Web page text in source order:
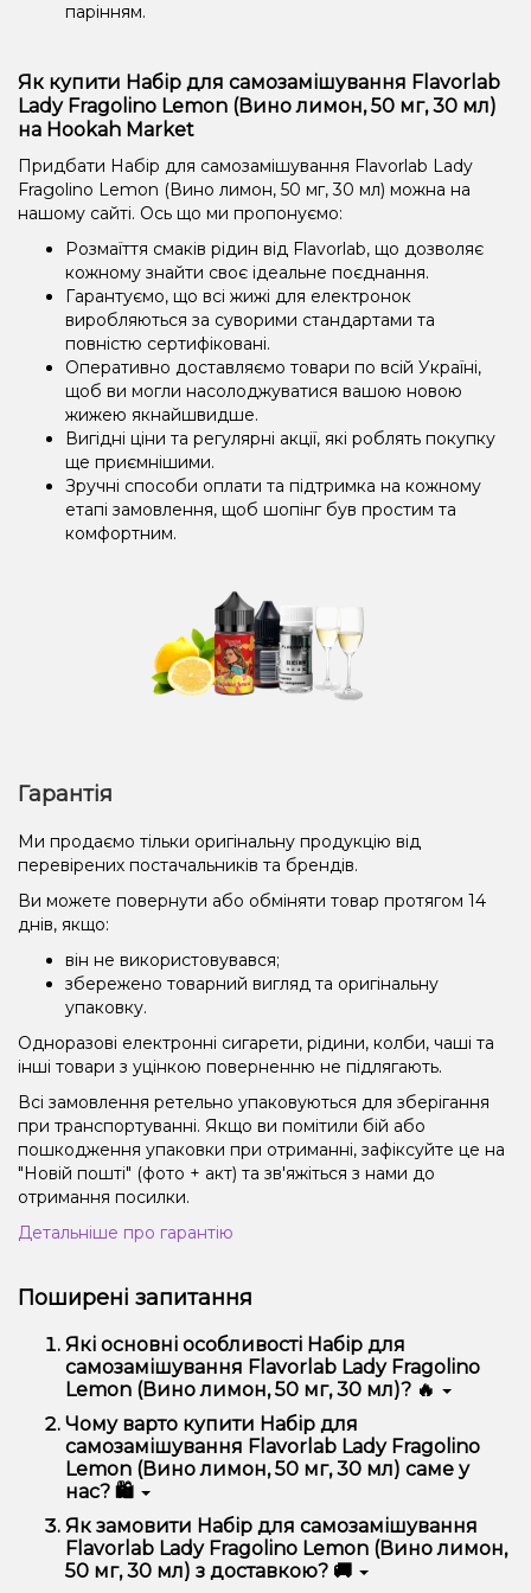
парінням.
Як купити Набір для самозамішування Flavorlab
Lady Fragolino Lemon (Вино лимон, 50 мг, 30 мл)
на Hookah Market
Придбати Набір для самозамішування Flavorlab Lady
Fragolino Lemon (Вино лимон, 50 мг, 30 мл) можна на
нашому сайті. Ось що ми пропонуємо:
Розмаїття смаків рідин від Flavorlab, що дозволяє
кожному знайти своє ідеальне поєднання.
Гарантуємо, що всі жижі для електронок
виробляються за суворими стандартами та
повністю сертифіковані.
Оперативно доставляємо товари по всій Україні,
щоб ви могли насолоджуватися вашою новою
жижею якнайшвидше.
Вигідні ціни та регулярні акції, які роблять покупку
ще приємнішими.
Зручні способи оплати та підтримка на кожному
етапі замовлення, щоб шопінг був простим та
комфортним.
Гарантія
Ми продаємо тільки оригінальну продукцію від
перевірених постачальників та брендів.
Ви можете повернути або обміняти товар протягом 14
днів, якщо:
він не використовувався;
збережено товарний вигляд та оригінальну
упаковку.
Одноразові електронні сигарети, рідини, колби, чаші та
інші товари з уцінкою поверненню не підлягають.
Всі замовлення ретельно упаковуються для зберігання
при транспортуванні. Якщо ви помітили бій або
пошкодження упаковки при отриманні, зафіксуйте це на
"Новій пошті" (фото + акт) та зв'яжіться з нами до
отримання посилки.
Детальніше про гарантію
Поширені запитання
Які основні особливості Набір для
самозамішування Flavorlab Lady Fragolino
Lemon (Вино лимон, 50 мг, 30 мл)? 🔥
Набір для самозамішування Flavorlab Lady Fragolino
Lemon (Вино лимон, 50 мг, 30 мл) відрізняється
високою якістю, зручністю використання та
надійністю.
Чому варто купити Набір для
самозамішування Flavorlab Lady Fragolino
Lemon (Вино лимон, 50 мг, 30 мл) саме у
нас? 🛍️
Ми пропонуємо тільки оригінальну продукцію,
широкий асортимент, вигідні ціни та швидку
доставку. Крім того, у нас регулярні акції та знижки
для клієнтів!
Як замовити Набір для самозамішування
Flavorlab Lady Fragolino Lemon (Вино лимон,
50 мг, 30 мл) з доставкою? 🚚